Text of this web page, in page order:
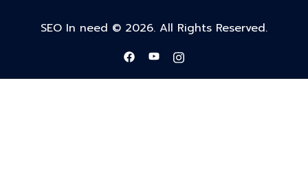
SEO In need © 2026. All Rights Reserved.